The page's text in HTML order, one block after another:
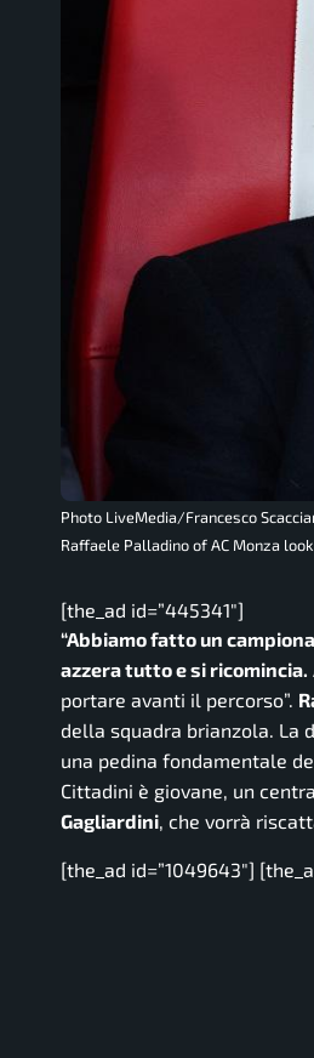
Photo LiveMedia/Francesco
Raffaele Palladino of AC Monza
[the_ad id=”445341″]
“Abbiamo fatto un
azzera tutto e si ricomincia.
portare avanti il percorso”.
della squadra brianzola. La
una pedina fondamentale
Cittadini è giovane, un
Gagliardini, che vorrà
[the_ad id=”1049643″]